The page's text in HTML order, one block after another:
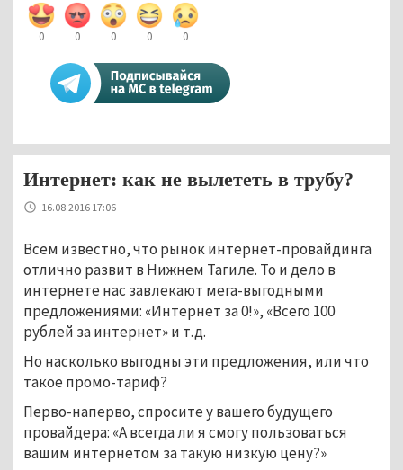
0 0 0 0 0
Интернет: как не вылететь в трубу?
16.08.2016 17:06
Всем известно, что рынок интернет-провайдинга
отлично развит в Нижнем Тагиле. То и дело в
интернете нас завлекают мега-выгодными
предложениями: «Интернет за 0!», «Всего 100
рублей за интернет» и т.д.
Но насколько выгодны эти предложения, или что
такое промо-тариф?
Перво-наперво, спросите у вашего будущего
провайдера: «А всегда ли я смогу пользоваться
вашим интернетом за такую низкую цену?»